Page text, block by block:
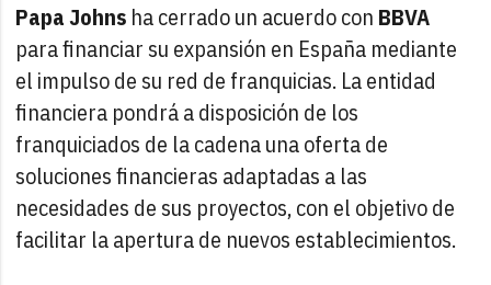
Papa Johns ha cerrado un acuerdo con BBVA
para financiar su expansión en España mediante
el impulso de su red de franquicias. La entidad
financiera pondrá a disposición de los
franquiciados de la cadena una oferta de
soluciones financieras adaptadas a las
necesidades de sus proyectos, con el objetivo de
facilitar la apertura de nuevos establecimientos.